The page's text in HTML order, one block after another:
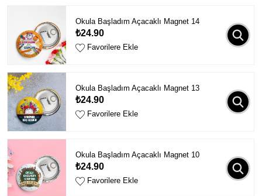
Okula Başladım Açacaklı Magnet 14
₺24.90
Favorilere Ekle
Okula Başladım Açacaklı Magnet 13
₺24.90
Favorilere Ekle
Okula Başladım Açacaklı Magnet 10
₺24.90
Favorilere Ekle